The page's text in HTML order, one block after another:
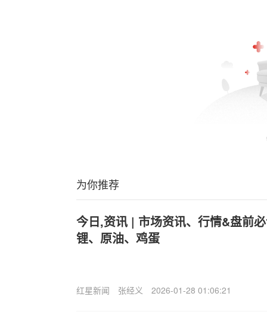
为你推荐
今日,资讯 | 市场资讯、行情&盘前
锂、原油、鸡蛋
红星新闻 张经义 2026-01-28 01:06:21